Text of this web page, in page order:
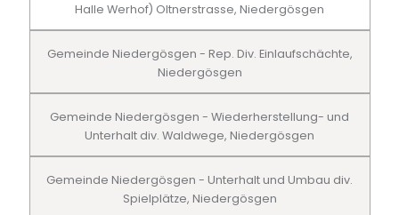
Halle Werhof) Oltnerstrasse, Niedergösgen
Gemeinde Niedergösgen - Rep. Div. Einlaufschächte,
Niedergösgen
Gemeinde Niedergösgen - Wiederherstellung- und
Unterhalt div. Waldwege, Niedergösgen
Gemeinde Niedergösgen - Unterhalt und Umbau div.
Spielplätze, Niedergösgen